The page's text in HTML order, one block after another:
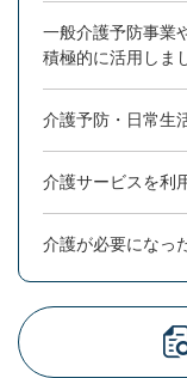
一般介護予防事業
積極的に活用しま
介護予防・日常生
介護サービスを利
介護が必要になっ